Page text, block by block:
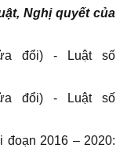
Nghị quyết của
đổi) - Luật số
đổi) - Luật số
đoạn 2016 – 2020: